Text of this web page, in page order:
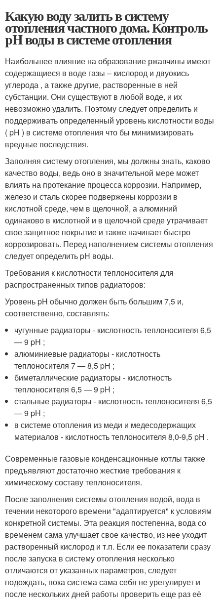
Какую воду залить в систему
отопления частного дома. Контроль
pH воды в системе отопления
Наибольшее влияние на образование ржавчины имеют
содержащиеся в воде газы – кислород и двуокись
углерода , а также другие, растворенные в ней
субстанции. Они существуют в любой воде, и их
невозможно удалить. Поэтому следует определить и
поддерживать определенный уровень кислотности воды
( pH ) в системе отопления что бы минимизировать
вредные последствия.
Заполняя систему отопления, мы должны знать, каково
качество воды, ведь оно в значительной мере может
влиять на протекание процесса коррозии. Например,
железо и сталь скорее подвержены коррозии в
кислотной среде, чем в щелочной, а алюминий
одинаково в кислотной и в щелочной среде утрачивает
свое защитное покрытие и также начинает быстро
коррозировать. Перед наполнением системы отопления
следует определить pH воды.
Требования к кислотности теплоносителя для
распространенных типов радиаторов:
Уровень pH обычно должен быть большим 7,5 и,
соответственно, составлять:
чугунные радиаторы - кислотность теплоносителя 6,5
— 9 pH ;
алюминиевые радиаторы - кислотность
теплоносителя 7 — 8,5 pH ;
биметаллические радиаторы - кислотность
теплоносителя 6,5 — 9 pH ;
стальные радиаторы - кислотность теплоносителя 6,5
— 9 pH ;
в системе отопления из меди и медесодержащих
материалов - кислотность теплоносителя 8,0-9,5 pH .
Современные газовые конденсационные котлы также
предъявляют достаточно жесткие требования к
химическому составу теплоносителя.
После заполнения системы отопления водой, вода в
течении некоторого времени "адаптируется" к условиям
конкретной системы. Эта реакция постепенна, вода со
временем сама улучшает свое качество, из нее уходит
растворенный кислород и т.п. Если ее показатели сразу
после запуска в систему отопления несколько
отличаются от указанных параметров, следует
подождать, пока система сама себя не урегулирует и
после нескольких дней работы проверить еще раз её